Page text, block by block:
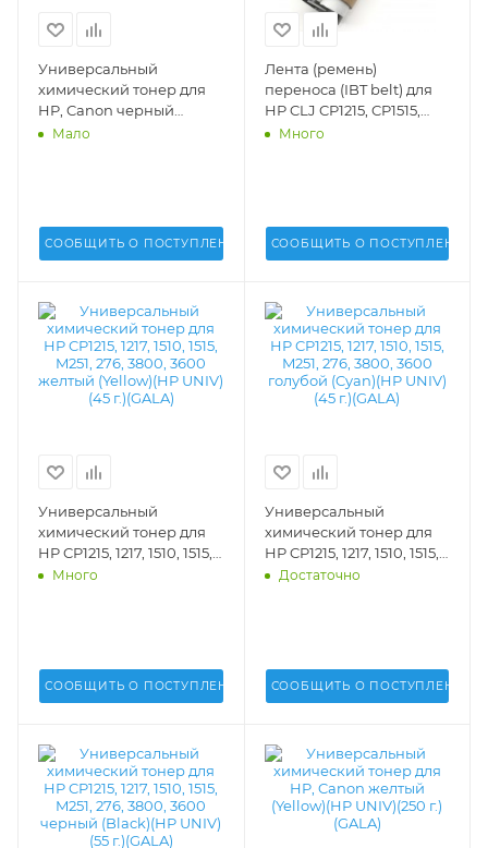
Универсальный
химический тонер для
HP, Canon черный
(Black)(HP UNIV)(340 г.)
Мало
СООБЩИТЬ О ПОСТУПЛЕНИИ
Лента (ремень)
переноса (IBT belt) для
HP CLJ CP1215, CP1515,
CM1312, CM1415 (Q3675A)
Много
СООБЩИТЬ О ПОСТУПЛЕНИИ
Универсальный
химический тонер для
HP CP1215, 1217, 1510, 1515,
M251, 276, 3800, 3600
Много
СООБЩИТЬ О ПОСТУПЛЕНИИ
Универсальный
химический тонер для
HP CP1215, 1217, 1510, 1515,
M251, 276, 3800, 3600
Достаточно
СООБЩИТЬ О ПОСТУПЛЕНИИ